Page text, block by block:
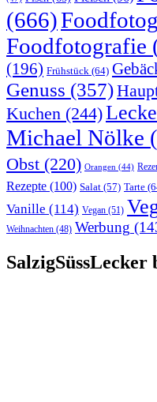
(666)
Foodfotografie
(196) Frühstück (64)
Genuss (357)
Kuchen (244)
Michael Nölke
Obst (220) Orangen (44)
Rezepte (100) Salat (57) Tarte
Vanille (114) Vegan (51)
Weihnachten (48) Werbung
SalzigSüssLecker